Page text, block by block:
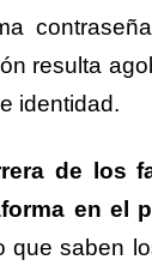
resulta
identidad.
de los
en el
que saben